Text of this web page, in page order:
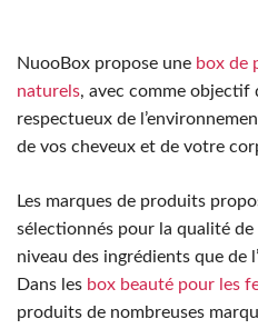
NuooBox propose une box de
naturels, avec comme objectif
respectueux de
de vos cheveux et de votre
Les marques de produits
sélectionnés pour la qualité
niveau des ingrédients que de
Dans les box beauté pour les
produits de nombreuses